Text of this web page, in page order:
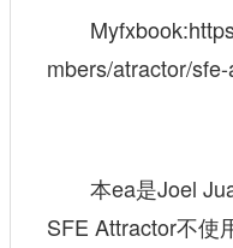
Myfxbook:
mbers/atractor/
本ea是Joel
SFE Attractor不使